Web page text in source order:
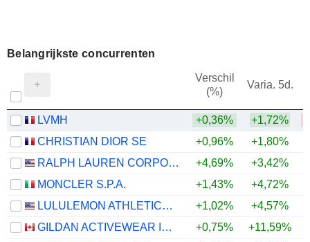
Belangrijkste concurrenten
Verschil
(%)
Varia. 5d.
LVMH +0,36% +1,72%
CHRISTIAN DIOR SE
+0,96% +1,80%
RALPH LAUREN CORPORATION
+4,69% +3,42%
MONCLER S.P.A.
+1,43% +4,72%
LULULEMON ATHLETICA INC.
+1,02% +4,57%
GILDAN ACTIVEWEAR INC.
+0,75% +11,59%